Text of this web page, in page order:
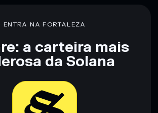
informação é apenas para fins educativos e
financeiro. Faz sempre a tua
fornecidos pelo rugcheck.xyz.
ENTRA NA FORTALEZA
a carteira mais
da Solana